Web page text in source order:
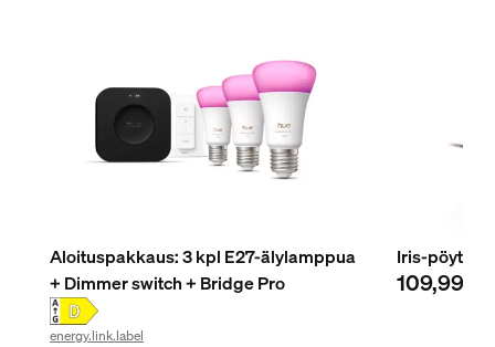
Kestävyys
Nimelliskäyttöikä
Lisäominaisuus/lisävaruste mukana
Väriä vaihtava (PowerLED)
Kyllä
Aloituspakkaus: 3 kpl E27-älylamppua
+ Dimmer switch + Bridge Pro
energy.link.label
Iris-
109,99 €